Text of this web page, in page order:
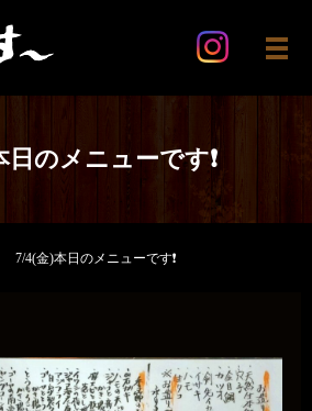
メ
日のメニューです❗️
7/4(金)本日のメニューです❗️